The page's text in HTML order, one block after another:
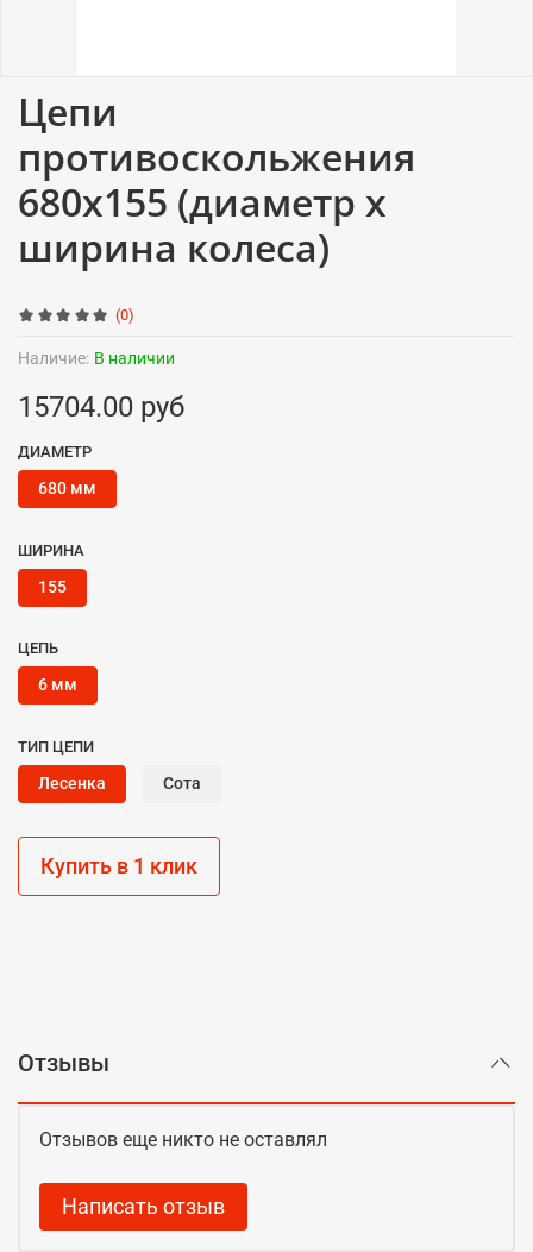
(0)
Наличие: В наличии
Цепи
противоскольжения
680x155 (диаметр x
ширина колеса)
15704.00 руб
Купить в 1 клик
ДИАМЕТР
680 мм
ШИРИНА
155
ЦЕПЬ
6 мм
ТИП ЦЕПИ
Лесенка Сота
Отзывы
Отзывов еще никто не оставлял
Написать отзыв